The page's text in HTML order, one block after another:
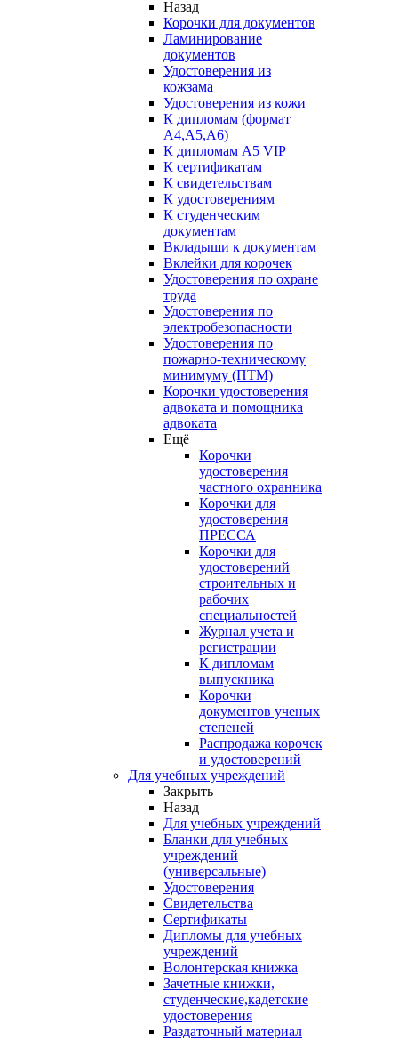
Назад
Корочки для документов
Ламинирование
документов
Удостоверения из
кожзама
Удостоверения из кожи
К дипломам (формат
А4,А5,А6)
К дипломам А5 VIP
К сертификатам
К свидетельствам
К удостоверениям
К студенческим
документам
Вкладыши к документам
Вклейки для корочек
Удостоверения по охране
труда
Удостоверения по
электробезопасности
Удостоверения по
пожарно-техническому
минимуму (ПТМ)
Корочки удостоверения
адвоката и помощника
адвоката
Ещё
Корочки
удостоверения
частного охранника
Корочки для
удостоверения
ПРЕССА
Корочки для
удостоверений
строительных и
рабочих
специальностей
Журнал учета и
регистрации
К дипломам
выпускника
Корочки
документов ученых
степеней
Распродажа корочек
и удостоверений
Для учебных учреждений
Закрыть
Назад
Для учебных учреждений
Бланки для учебных
учреждений
(универсальные)
Удостоверения
Свидетельства
Сертификаты
Дипломы для учебных
учреждений
Волонтерская книжка
Зачетные книжки,
студенческие,кадетские
удостоверения
Раздаточный материал